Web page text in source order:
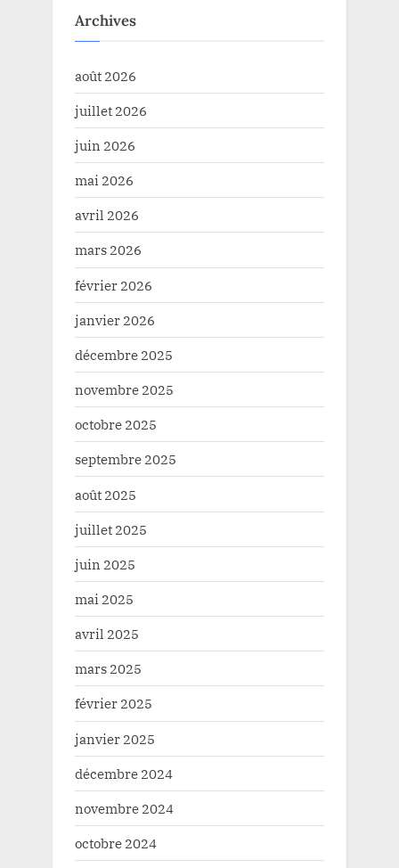
Archives
août 2026
juillet 2026
juin 2026
mai 2026
avril 2026
mars 2026
février 2026
janvier 2026
décembre 2025
novembre 2025
octobre 2025
septembre 2025
août 2025
juillet 2025
juin 2025
mai 2025
avril 2025
mars 2025
février 2025
janvier 2025
décembre 2024
novembre 2024
octobre 2024